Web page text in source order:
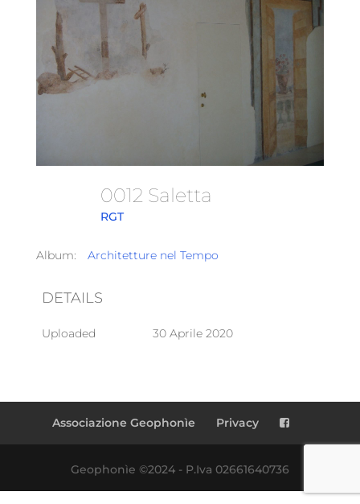
0012 Saletta
RGT
Album: Architetture nel Tempo
DETAILS
Uploaded 30 Aprile 2020
Associazione Geophonìe Privacy
Geophonìe ©2024 - P.Iva 02661640736